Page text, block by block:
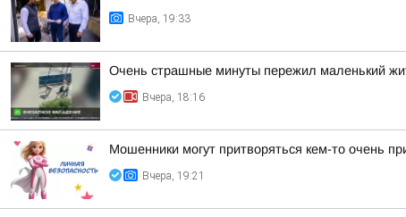
Вчера, 19:33
Очень страшные минуты пережил маленький
Вчера, 18:16
Мошенники могут притворяться кем-то очень
Вчера, 19:21